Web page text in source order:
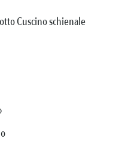
Cuscino schienale